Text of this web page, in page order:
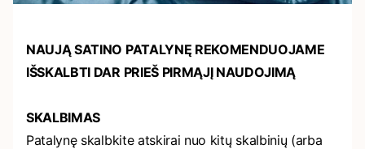
NAUJĄ SATINO PATALYNĘ REKOMENDUOJAME
IŠSKALBTI DAR PRIEŠ PIRMĄJĮ NAUDOJIMĄ
SKALBIMAS
Patalynę skalbkite atskirai nuo kitų skalbinių (arba